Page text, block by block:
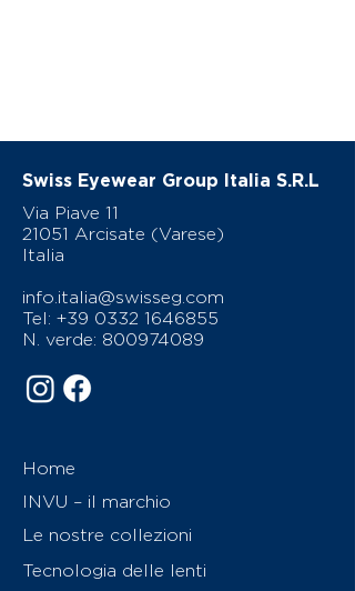
Swiss Eyewear Group Italia S.R.L
Via Piave 11
21051 Arcisate (Varese)
Italia
info.italia@swisseg.com
Tel: +39 0332 1646855
N. verde: 800974089
Home
INVU – il marchio
Le nostre collezioni
Tecnologia delle lenti